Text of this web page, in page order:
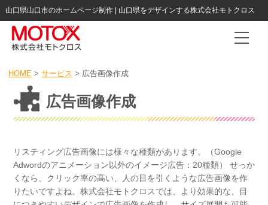
山口県山口市のホームページ制作 | 山口県をデザインする株式会社モトクロス
HOME> サービス > 広告画像作成
広告画像作成
リスティング広告画像には様々な種類があります。（Google
Adwordのアニメーション以外のイメージ広告：20種類） せっか
くなら、クリック率の高い、人の目を引くような広告画像を作
りたいですよね。株式会社モトクロスでは、より効果的な、目